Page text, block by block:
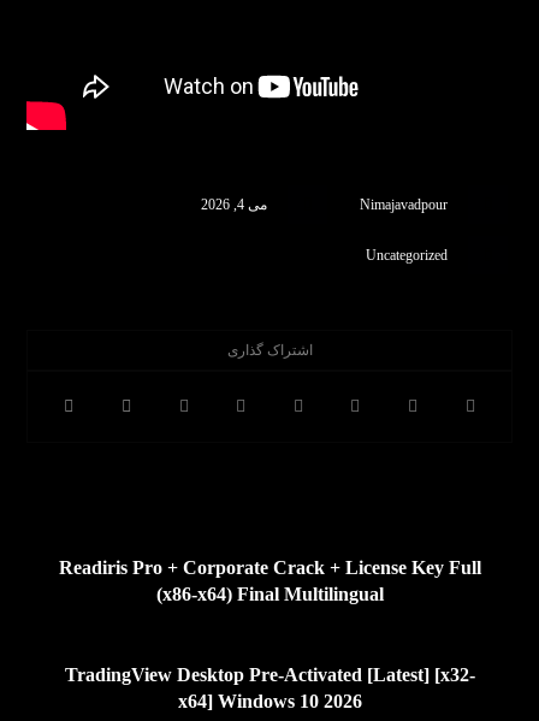
Nimajavadpour می 4, 2026
Uncategorized
Readiris Pro + Corporate Crack + License Key Full
(x86-x64) Final Multilingual
TradingView Desktop Pre-Activated [Latest] [x32-
x64] Windows 10 2026